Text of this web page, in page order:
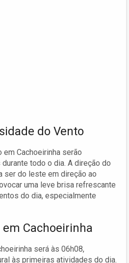
do Vento
Cachoeirinha serão
todo o dia. A direção do
ser do leste em direção ao
uma leve brisa refrescante
do dia, especialmente
Cachoeirinha
será às 06h08,
às primeiras atividades do dia.